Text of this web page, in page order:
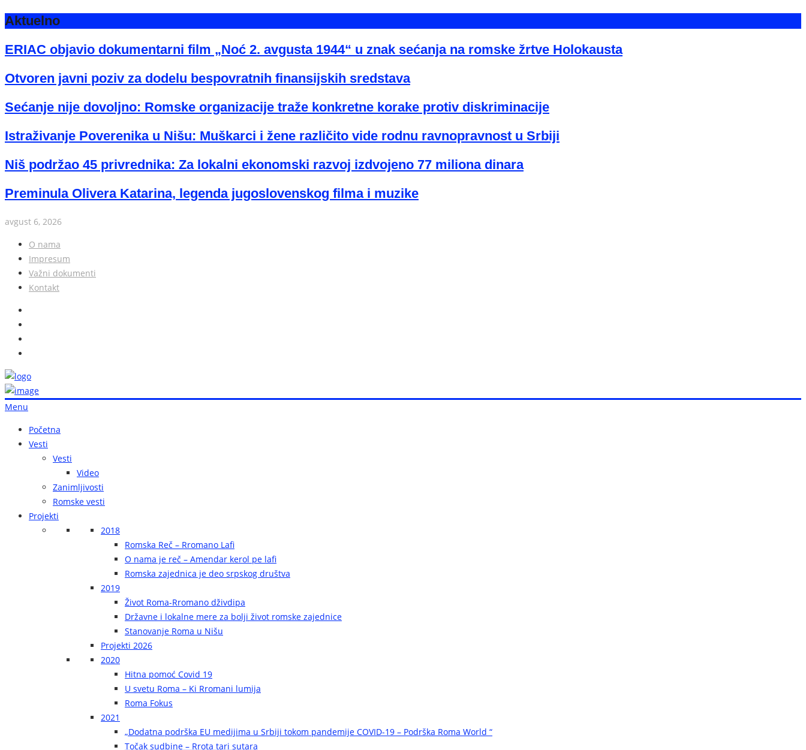
Aktuelno
ERIAC objavio dokumentarni film „Noć 2. avgusta 1944“ u znak sećanja na romske žrtve Holokausta
Otvoren javni poziv za dodelu bespovratnih finansijskih sredstava
Sećanje nije dovoljno: Romske organizacije traže konkretne korake protiv diskriminacije
Istraživanje Poverenika u Nišu: Muškarci i žene različito vide rodnu ravnopravnost u Srbiji
Niš podržao 45 privrednika: Za lokalni ekonomski razvoj izdvojeno 77 miliona dinara
Preminula Olivera Katarina, legenda jugoslovenskog filma i muzike
avgust 6, 2026
O nama
Impresum
Važni dokumenti
Kontakt
Menu
Početna
Vesti
Vesti
Video
Zanimljivosti
Romske vesti
Projekti
2018
Romska Reč – Rromano Lafi
O nama je reč – Amendar kerol pe lafi
Romska zajednica je deo srpskog društva
2019
Život Roma-Rromano dživdipa
Državne i lokalne mere za bolji život romske zajednice
Stanovanje Roma u Nišu
Projekti 2026
2020
Hitna pomoć Covid 19
U svetu Roma – Ki Rromani lumija
Roma Fokus
2021
„Dodatna podrška EU medijima u Srbiji tokom pandemije COVID-19 – Podrška Roma World “
Točak sudbine – Rrota tari sutara